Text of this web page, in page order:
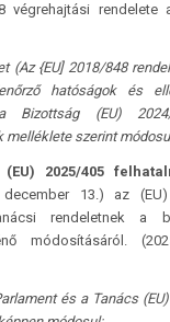
végrehajtási rendelete
(Az {EU] 2018/848
hatóságok és
Bizottság (EU)
melléklete szerint
2025/405
december 13.) az
rendeletnek a
módosításáról.
és a Tanács